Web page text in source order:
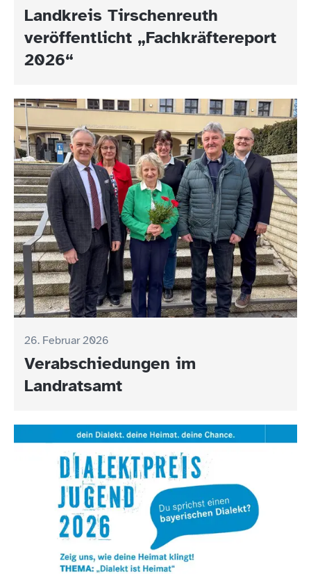
Landkreis Tirschenreuth
veröffentlicht „Fachkräftereport
2026“
26. Februar 2026
Verabschiedungen im
Landratsamt